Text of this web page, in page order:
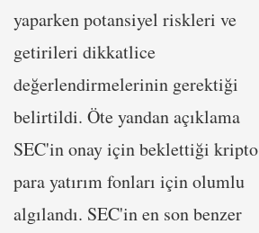
yaparken potansiyel riskleri ve
getirileri dikkatlice
değerlendirmelerinin gerektiği
belirtildi. Öte yandan açıklama
SEC'in onay için beklettiği kripto
para yatırım fonları için olumlu
algılandı. SEC'in en son benzer